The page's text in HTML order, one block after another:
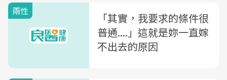
兩性
「其實，我要求的條件很
普通....」這就是妳一直嫁
不出去的原因